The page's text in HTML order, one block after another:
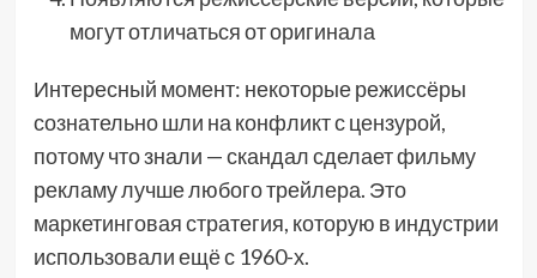
могут отличаться от оригинала
Интересный момент: некоторые режиссёры
сознательно шли на конфликт с цензурой,
потому что знали — скандал сделает фильму
рекламу лучше любого трейлера. Это
маркетинговая стратегия, которую в индустрии
использовали ещё с 1960-х.